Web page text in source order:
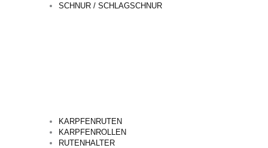
SCHNUR / SCHLAGSCHNUR
KARPFENRUTEN
KARPFENROLLEN
RUTENHALTER